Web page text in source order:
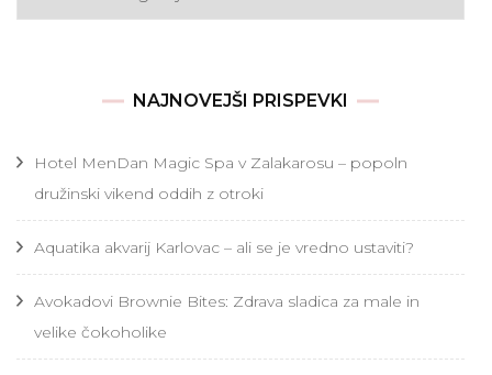
NAJNOVEJŠI PRISPEVKI
Hotel MenDan Magic Spa v Zalakarosu – popoln
družinski vikend oddih z otroki
Aquatika akvarij Karlovac – ali se je vredno ustaviti?
Avokadovi Brownie Bites: Zdrava sladica za male in
velike čokoholike